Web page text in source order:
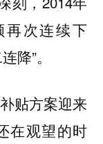
再次连续下
降”。
贴方案迎来
在观望的时